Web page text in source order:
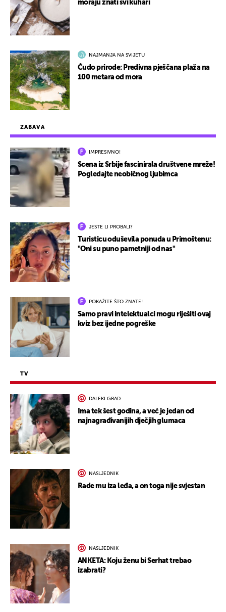
ZABAVA
IMPRESIVNO!
Scena iz Srbije fascinirala društvene mreže!
Pogledajte neobičnog ljubimca
JESTE LI PROBALI?
Turisticu oduševila ponuda u Primoštenu:
"Oni su puno pametniji od nas"
POKAŽITE ŠTO ZNATE!
Samo pravi intelektualci mogu riješiti ovaj
kviz bez ijedne pogreške
TV
DALEKI GRAD
Ima tek šest godina, a već je jedan od
najnagrađivanijih dječjih glumaca
NASLJEDNIK
Rade mu iza leđa, a on toga nije svjestan
NASLJEDNIK
ANKETA: Koju ženu bi Serhat trebao
izabrati?
moraju znati svi kuhari
NAJMANJA NA SVIJETU
Čudo prirode: Predivna pješčana plaža na
100 metara od mora